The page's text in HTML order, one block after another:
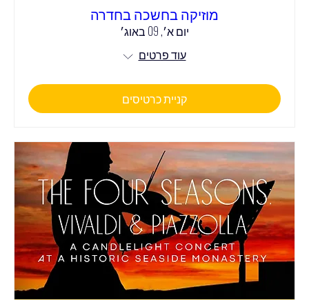
מוזיקה בחשכה בחדרה
יום א׳, 09 באוג׳
עוד פרטים
קניית כרטיסים